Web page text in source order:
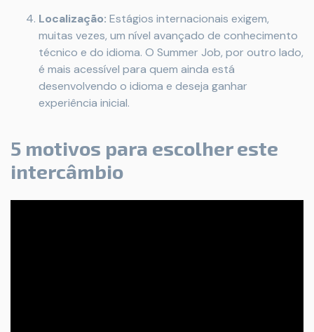
Localização: Estágios internacionais exigem,
muitas vezes, um nível avançado de conhecimento
técnico e do idioma. O Summer Job, por outro lado,
é mais acessível para quem ainda está
desenvolvendo o idioma e deseja ganhar
experiência inicial.
5 motivos para escolher este
intercâmbio